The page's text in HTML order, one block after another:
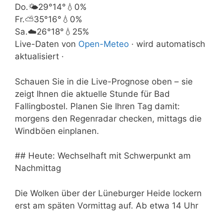
Do.🌤️29°14° 💧0%
Fr.⛅35°16° 💧0%
Sa.☁️26°18° 💧25%
Live-Daten von Open-Meteo · wird automatisch
aktualisiert ·
Schauen Sie in die Live-Prognose oben – sie
zeigt Ihnen die aktuelle Stunde für Bad
Fallingbostel. Planen Sie Ihren Tag damit:
morgens den Regenradar checken, mittags die
Windböen einplanen.
## Heute: Wechselhaft mit Schwerpunkt am
Nachmittag
Die Wolken über der Lüneburger Heide lockern
erst am späten Vormittag auf. Ab etwa 14 Uhr